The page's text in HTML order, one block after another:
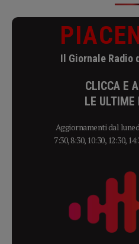
Il Giornale Radio
CLICCA E
LE ULTIME
Aggiornamenti dal
7:30, 8:30, 10:30, 12:30,